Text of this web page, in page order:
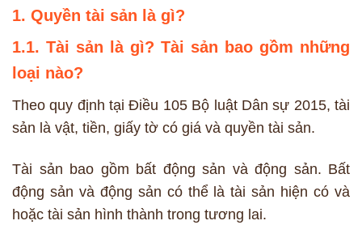
1. Quyền tài sản là gì?
1.1. Tài sản là gì? Tài sản bao gồm những
loại nào?
Theo quy định tại Điều 105 Bộ luật Dân sự 2015, tài
sản là vật, tiền, giấy tờ có giá và quyền tài sản.
Tài sản bao gồm bất động sản và động sản. Bất
động sản và động sản có thể là tài sản hiện có và
hoặc tài sản hình thành trong tương lai.